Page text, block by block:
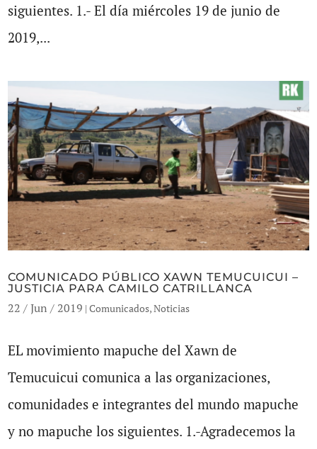
siguientes. 1.- El día miércoles 19 de junio de
2019,...
COMUNICADO PÚBLICO XAWN TEMUCUICUI –
JUSTICIA PARA CAMILO CATRILLANCA
22 / Jun / 2019 |Comunicados,Noticias
EL movimiento mapuche del Xawn de
Temucuicui comunica a las organizaciones,
comunidades e integrantes del mundo mapuche
y no mapuche los siguientes. 1.-Agradecemos la